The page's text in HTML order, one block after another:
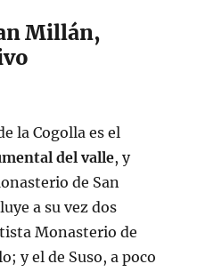
Millán,
la Cogolla es el
del valle, y
de San
a su vez dos
Monasterio de
y el de Suso, a poco